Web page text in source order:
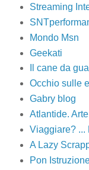
Streaming
Mondo Msn
Geekati
Il cane da
Occhio sulle
Gabry blog
Atlantide.
Viaggiare? ...
A Lazy
Pon